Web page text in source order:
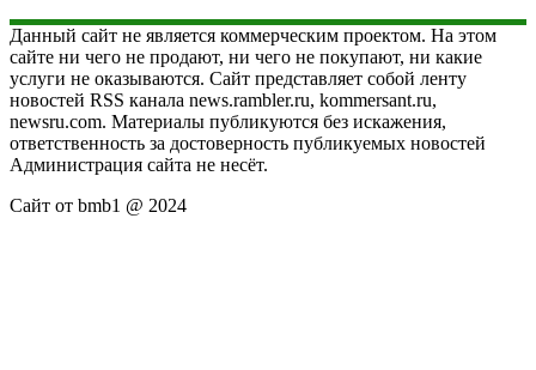
Данный сайт не является коммерческим проектом. На этом
сайте ни чего не продают, ни чего не покупают, ни какие
услуги не оказываются. Сайт представляет собой ленту
новостей RSS канала news.rambler.ru, kommersant.ru,
newsru.com. Материалы публикуются без искажения,
ответственность за достоверность публикуемых новостей
Администрация сайта не несёт.
Сайт от bmb1 @ 2024